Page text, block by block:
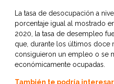
La tasa de desocupación a
porcentaje igual al mostrado
2020, la tasa de desempleo
que, durante los últimos doce
consiguieron un empleo o se
económicamente ocupadas.
También te podría